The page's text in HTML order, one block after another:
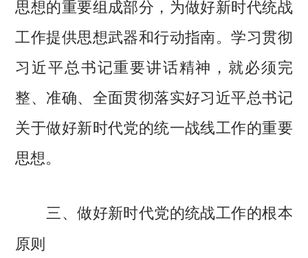
思想的重要组成部分，为做好新时代统战
工作提供思想武器和行动指南。学习贯彻
习近平总书记重要讲话精神，就必须完
整、准确、全面贯彻落实好习近平总书记
关于做好新时代党的统一战线工作的重要
思想。
三、做好新时代党的统战工作的根本
原则